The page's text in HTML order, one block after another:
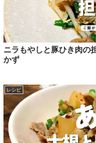
ニラもやしと豚ひき肉の
かず
レシピ